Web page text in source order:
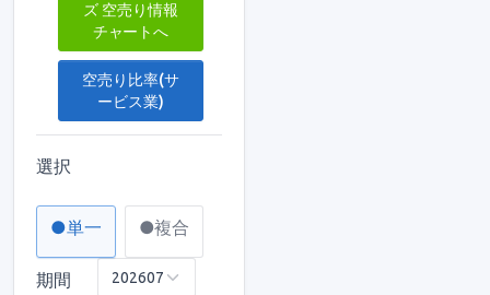
ズ 空売り情報
チャートへ
空売り比率(サ
ービス業)
選択
●単一 ●複合
期間